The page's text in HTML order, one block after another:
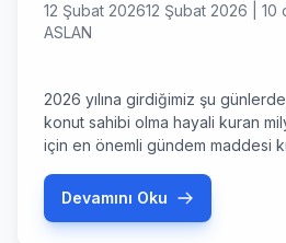
12 Şubat 202612 Şubat 2026 10
ASLAN
2026 yılına girdiğimiz şu
konut sahibi olma hayali kuran
için en önemli gündem maddesi
Şehircilik ve İklim Değişikliği
koordinasyonunda yürütülen
Devamını Oku